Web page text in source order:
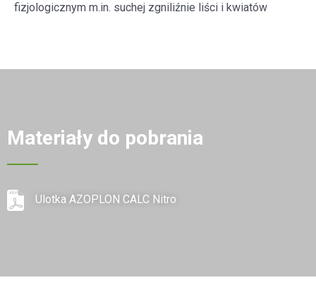
fizjologicznym m.in. suchej zgniliźnie liści i kwiatów
Materiały do pobrania
Ulotka AZOPLON CALC Nitro